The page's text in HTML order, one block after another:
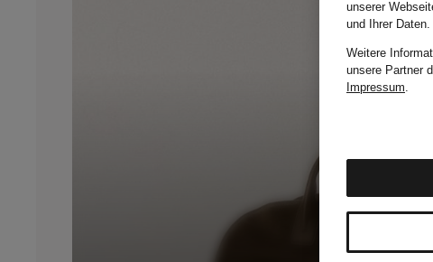
unserer
und Ihrer Daten.
Weitere
unsere Partner
Impressum.